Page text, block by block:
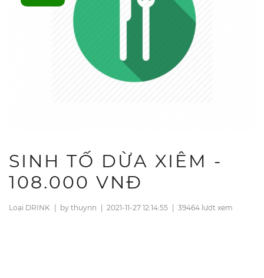
SINH TỐ DỪA XIÊM -
108.000 VNĐ
Loại DRINK | by thuynn | 2021-11-27 12:14:55 | 39464 lượt xem